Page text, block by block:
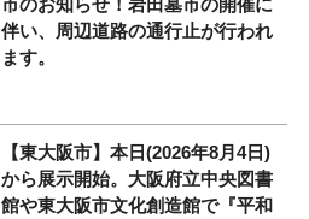
市のお知らせ！岩田墓市の開催に
伴い、周辺道路の通行止が行われ
ます。
【東大阪市】本日(2026年8月4日)
から展示開始。大阪府立中央図書
館や東大阪市文化創造館で『平和